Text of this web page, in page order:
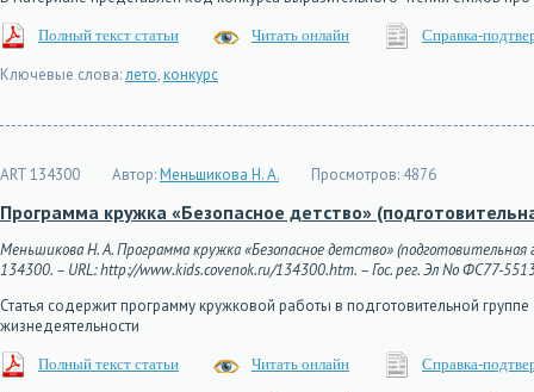
Полный текст статьи Читать онлайн Справка-
Ключевые слова:лето,конкурс
ART 134300 Автор:Меньшикова Н. А. Просмотров: 4876
Программа кружка «Безопасное детство»
Меньшикова Н. А. Программа кружка «Безопасное детство»
134300. – URL: http://www.kids.covenok.ru/134300.htm. – Гос. рег. Эл No ФС77-
Статья содержит программу кружковой работы в подготовительной
жизнедеятельности
Полный текст статьи Читать онлайн Справка-